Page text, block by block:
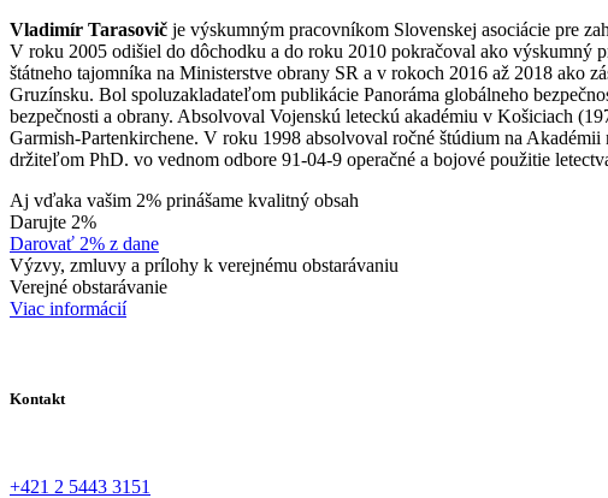
Vladimír Tarasovič je výskumným pracovníkom Slovenskej asociácie pre
V roku 2005 odišiel do dôchodku a do roku 2010 pokračoval ako
štátneho tajomníka na Ministerstve obrany SR a v rokoch 2016 až 2018 ako
Gruzínsku. Bol spoluzakladateľom publikácie Panoráma globálneho
bezpečnosti a obrany. Absolvoval Vojenskú leteckú akadémiu v Košiciach
Garmish-Partenkirchene. V roku 1998 absolvoval ročné štúdium na
držiteľom PhD. vo vednom odbore 91-04-9 operačné a bojové použitie
Aj vďaka vašim 2% prinášame kvalitný obsah
Darujte 2%
Darovať 2% z dane
Výzvy, zmluvy a prílohy k verejnému obstarávaniu
Verejné obstarávanie
Viac informácií
Kontakt
+421 2 5443 3151